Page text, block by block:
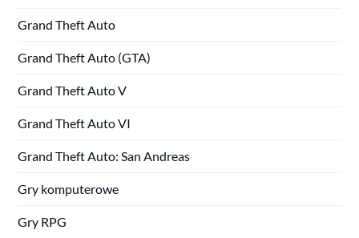
Grand Theft Auto
Grand Theft Auto (GTA)
Grand Theft Auto V
Grand Theft Auto VI
Grand Theft Auto: San Andreas
Gry komputerowe
Gry RPG